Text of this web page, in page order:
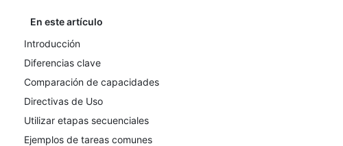
En este artículo
Introducción
Diferencias clave
Comparación de capacidades
Directivas de Uso
Utilizar etapas secuenciales
Ejemplos de tareas comunes